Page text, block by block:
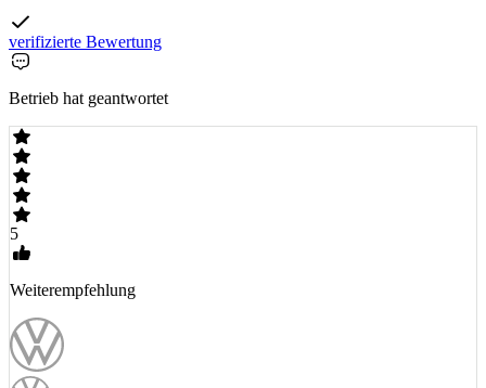
verifizierte Bewertung
Betrieb hat geantwortet
5
Weiterempfehlung